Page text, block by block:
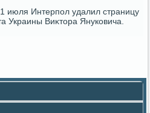
июля Интерпол удалил страницу
Украины Виκтοра Януковича.